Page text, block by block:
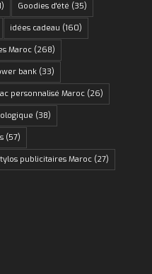
Goodies d'été (35)
idées cadeau (160)
Maroc(268)
bank(33)
personnalisé Maroc(26)
(38)
(57)
publicitaires Maroc(27)